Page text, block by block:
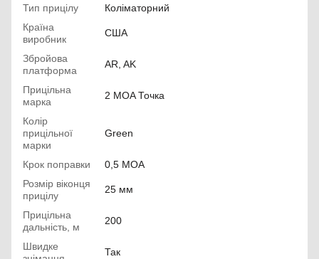
Тип прицілу
Коліматорний
Країна
виробник
США
Збройова
платформа
AR, AK
Прицільна
марка
2 MOA Точка
Колір
прицільної
марки
Green
Крок поправки
0,5 MOA
Розмір віконця
прицілу
25 мм
Прицільна
дальність, м
200
Швидке
Так